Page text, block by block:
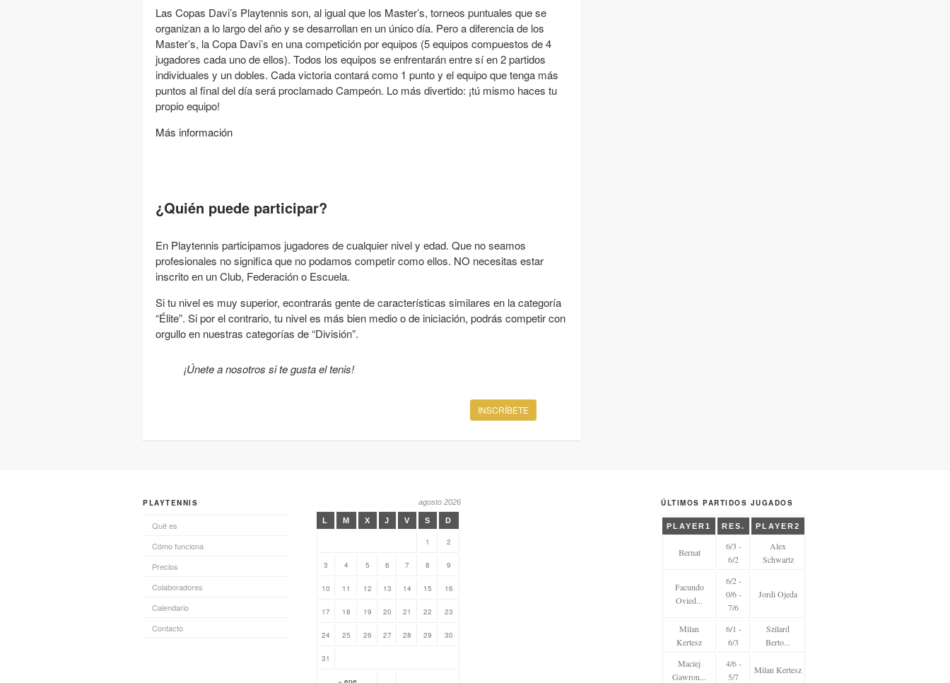
Las Copas Davi’s Playtennis son, al igual que los Master’s, torneos puntuales que se
organizan a lo largo del año y se desarrollan en un único día. Pero a diferencia de los
Master’s, la Copa Davi’s en una competición por equipos (5 equipos compuestos de 4
jugadores cada uno de ellos). Todos los equipos se enfrentarán entre sí en 2 partidos
individuales y un dobles. Cada victoria contará como 1 punto y el equipo que tenga más
puntos al final del día será proclamado Campeón. Lo más divertido: ¡tú mismo haces tu
propio equipo!
Más información
¿Quién puede participar?
En Playtennis participamos jugadores de cualquier nivel y edad. Que no seamos
profesionales no significa que no podamos competir como ellos. NO necesitas estar
inscrito en un Club, Federación o Escuela.
Si tu nivel es muy superior, econtrarás gente de características similares en la categoría
“Élite”. Si por el contrario, tu nivel es más bien medio o de iniciación, podrás competir con
orgullo en nuestras categorías de “División”.
¡Únete a nosotros si te gusta el tenis!
INSCRÍBETE
PLAYTENNIS
Qué es
Cómo funciona
Precios
Colaboradores
Calendario
Contacto
agosto 2026
L M X J V S D
1 2
3 4 5 6 7 8 9
10 11 12 13 14 15 16
17 18 19 20 21 22 23
24 25 26 27 28 29 30
31
ÚLTIMOS PARTIDOS JUGADOS
PLAYER1 RES. PLAYER2
Bernat
6/3 -
6/2
Alex
Schwartz
Facundo
Ovied...
6/2 -
0/6 -
7/6
Jordi Ojeda
Milan
Kertesz
6/1 -
6/3
Szilard
Berto...
Maciej
Gawron...
4/6 -
5/7
Milan Kertesz